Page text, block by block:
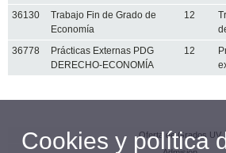
36130
Trabajo Fin de Grado de
Economía
12
36778
Prácticas Externas PDG
DERECHO-ECONOMÍA
12
Oferta de Grados UV
Cookies y política